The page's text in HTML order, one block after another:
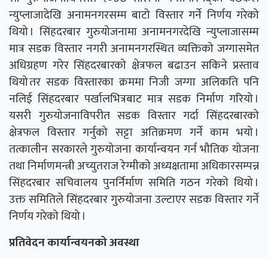
न्युप्लाजादेखि अनामनगरसम्म बाटो विस्तार गर्ने निर्णय गरेको
थियो । सिंहदरबार गुरुयोजनामा अनामनगरदेखि न्युप्लाजासम्म
मात्र सडक विस्तार नगरी अनामनगरस्थित व्यक्तिको जग्गासमेत
अधिग्रहण गरेर सिंहदरबारको क्षेत्रफल बढाउन सकिने प्रस्ताव
थियो तर सडक विस्तारका क्रममा निजी जग्गा अलिकति पनि
नलिई सिंहदरबार पर्खालभित्रबाट मात्र सडक निर्माण गरियो ।
यसरी गुरुयोजनाविपरीत सडक विस्तार गर्दा सिंहदरबारको
क्षेत्रफल विस्तार गर्नुको सट्टा अतिक्रमण गर्ने काम भयो ।
तत्कालीन सरकारले गुरुयोजना कार्यान्वयन गर्न भौतिक योजना
तथा निर्माणमन्त्री अच्युतराज रेग्मीको अध्यक्षतामा अधिकारसम्पन्न
सिंहदरबार सचिवालय पुनर्निर्माण समिति गठन गरेको थियो ।
उक्त समितिले सिंहदरबार गुरुयोजना उल्टाएर सडक विस्तार गर्ने
निर्णय गरेको थियो ।
प्रतिवेदन कार्यान्वयनको अवस्था